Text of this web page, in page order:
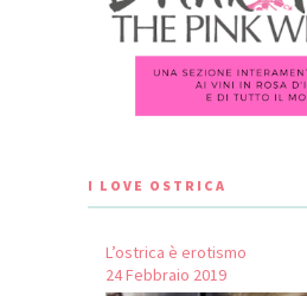
I LOVE OSTRICA
L’ostrica è erotismo
24 Febbraio 2019